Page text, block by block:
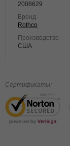
2008629
Бренд
Rothco
Производство
США
Сертификаты: